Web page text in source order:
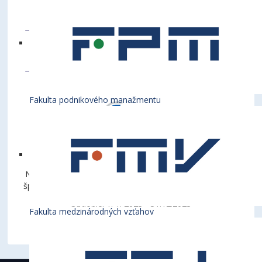
Fakulta podnikového manažmentu
Fakulta medzinárodných vzťahov
Názov projektu: Viacúčelová športová hala – univerzitné
športové centrum pri Ekonomickej univerzite v Bratislave
Obdobie: 1. 1. 2023 - 31.12.2023